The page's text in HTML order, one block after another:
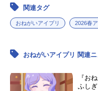
関連タグ
おねがいアイプリ 2026春
おねがいアイプリ 関連
『お
ふし